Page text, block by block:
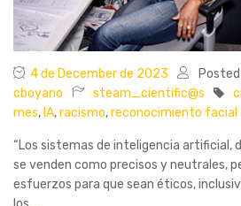
4 de December de 2023
cboyano
steam_cientific@s
mes, IA,racismo,reconocimiento facial
“Los sistemas de inteligencia artificial,
se venden como precisos y neutrales,
esfuerzos para que sean éticos,